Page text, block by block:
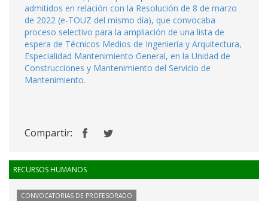
admitidos en relación con la Resolución de 8 de marzo
de 2022 (e-TOUZ del mismo día), que convocaba
proceso selectivo para la ampliación de una lista de
espera de Técnicos Medios de Ingeniería y Arquitectura,
Especialidad Mantenimiento General, en la Unidad de
Construcciones y Mantenimiento del Servicio de
Mantenimiento.
Compartir:
RECURSOS HUMANOS
CONVOCATORIAS DE PROFESORADO